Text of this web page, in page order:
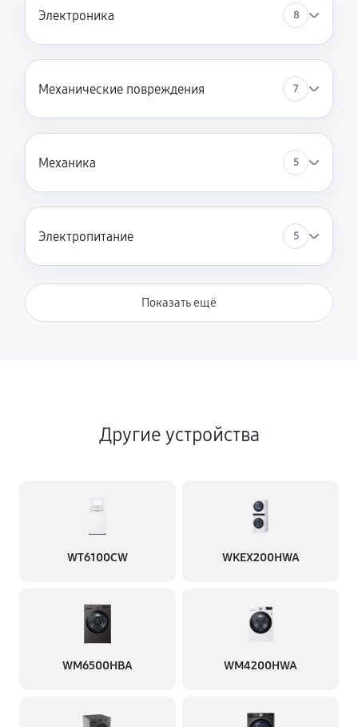
Электроника 8
Механические повреждения 7
Механика 5
Электропитание 5
Показать ещё
Другие устройства
WT6100CW WKEX200HWA
WM6500HBA WM4200HWA